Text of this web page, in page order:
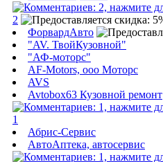
2
ФорвардАвто
"AV. ТвойКузовной"
"АФ-моторс"
AF-Motors, ооо Моторс
AVS
Avtobox63 Кузовной ремонт
1
Абрис-Сервис
АвтоАптека, автосервис